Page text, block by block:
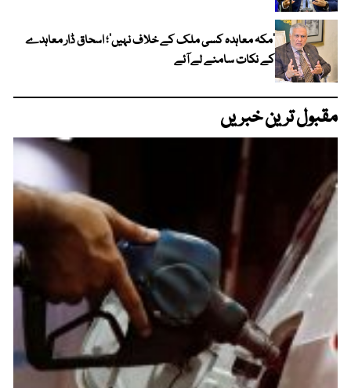
‘مکہ معاہدہ کسی ملک کے خلاف نہیں’؛ اسحاق ڈار معاہدے
کے نکات سامنے لے آئے
مقبول ترین خبریں